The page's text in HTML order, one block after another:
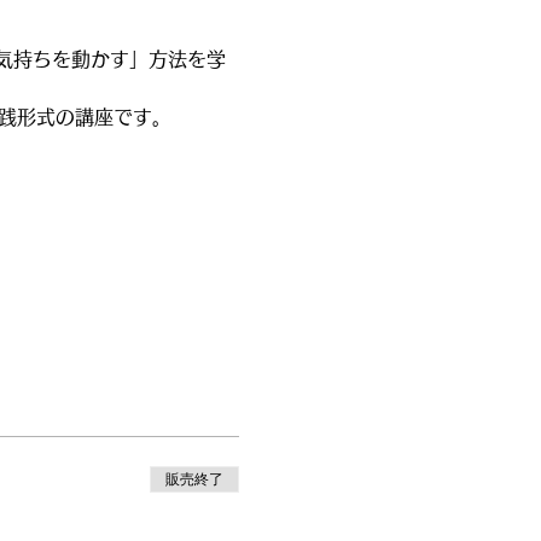
持ちを動かす」方法を学
式の講座です。
販売終了